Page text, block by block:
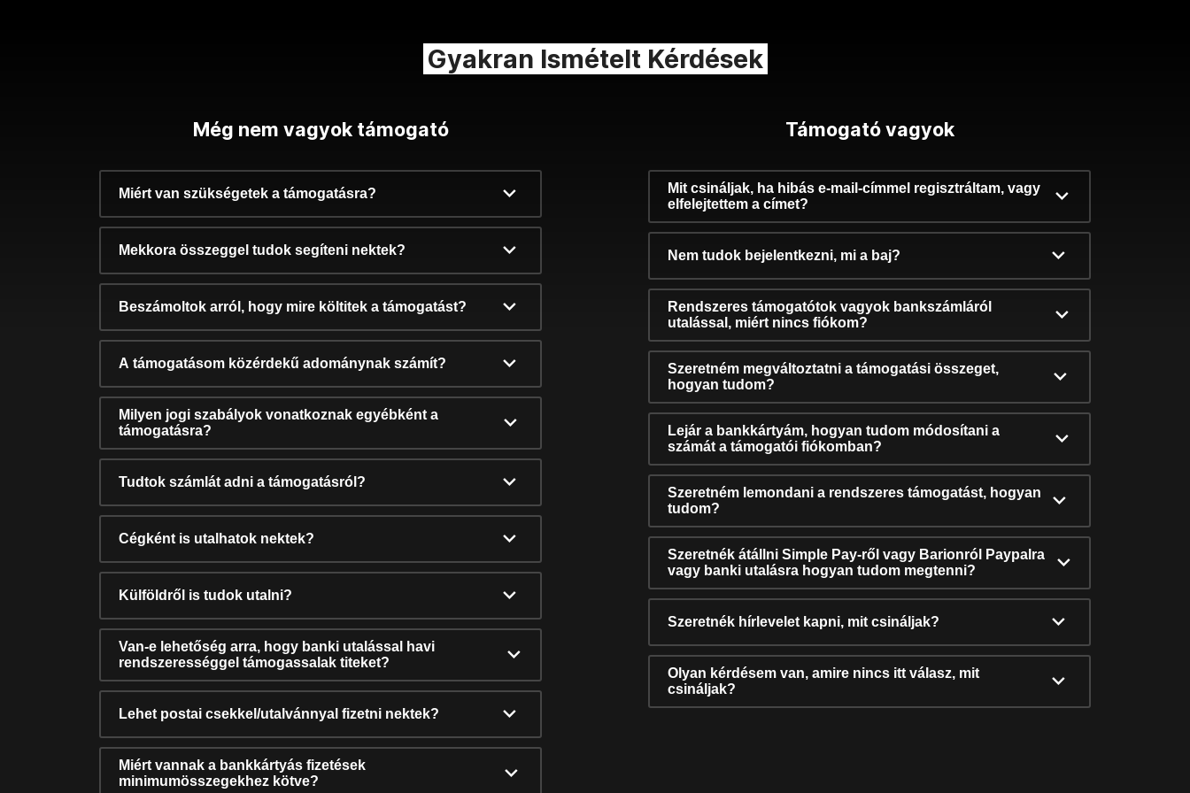
Gyakran Ismételt Kérdések
Még nem vagyok támogató
Miért van szükségetek a támogatásra?
Mekkora összeggel tudok segíteni nektek?
Beszámoltok arról, hogy mire költitek a támogatást?
A támogatásom közérdekű adománynak számít?
Milyen jogi szabályok vonatkoznak egyébként a
támogatásra?
Tudtok számlát adni a támogatásról?
Cégként is utalhatok nektek?
Külföldről is tudok utalni?
Van-e lehetőség arra, hogy banki utalással havi
rendszerességgel támogassalak titeket?
Lehet postai csekkel/utalvánnyal fizetni nektek?
Miért vannak a bankkártyás fizetések
minimumösszegekhez kötve?
Támogató vagyok
Mit csináljak, ha hibás e-mail-címmel regisztráltam, vagy
elfelejtettem a címet?
Nem tudok bejelentkezni, mi a baj?
Rendszeres támogatótok vagyok bankszámláról
utalással, miért nincs fiókom?
Szeretném megváltoztatni a támogatási összeget,
hogyan tudom?
Lejár a bankkártyám, hogyan tudom módosítani a
számát a támogatói fiókomban?
Szeretném lemondani a rendszeres támogatást, hogyan
tudom?
Szeretnék átállni Simple Pay-ről vagy Barionról Paypalra
vagy banki utalásra hogyan tudom megtenni?
Szeretnék hírlevelet kapni, mit csináljak?
Olyan kérdésem van, amire nincs itt válasz, mit
csináljak?